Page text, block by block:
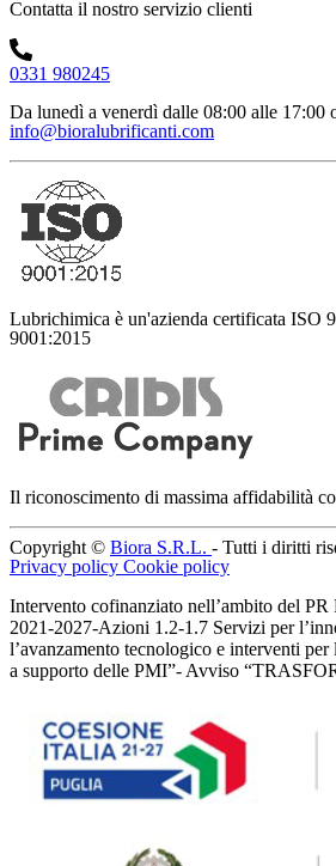
Contatta il nostro servizio clienti
0331 980245
Da lunedì a venerdì dalle 08:00 alle 17:00
info@bioralubrificanti.com
Lubrichimica è un'azienda certificata ISO
9001:2015
Il riconoscimento di massima affidabilità
Copyright © Biora S.R.L. - Tutti i diritti
Privacy policy Cookie policy
Intervento cofinanziato nell’ambito del
2021-2027-Azioni 1.2-1.7 Servizi per
l’avanzamento tecnologico e interventi
a supporto delle PMI”- Avviso